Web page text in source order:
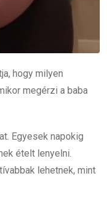
hogy milyen
megérzi a baba
Egyesek napokig
ételt lenyelni.
lehetnek, mint